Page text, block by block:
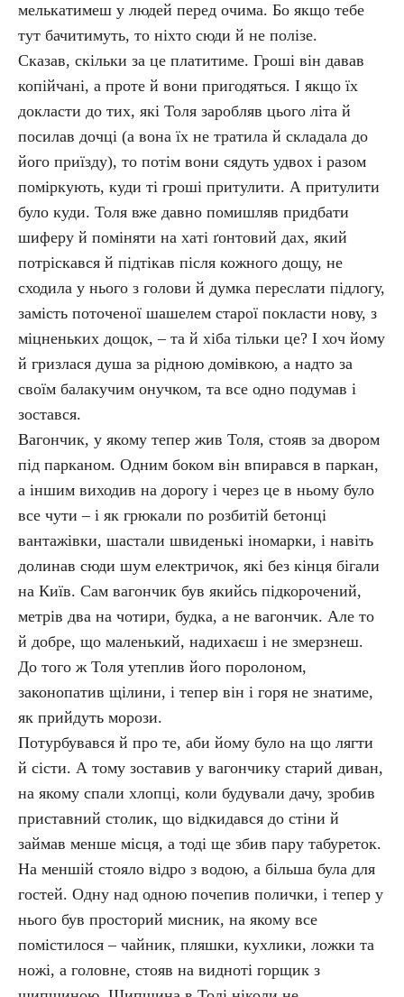
мелькатимеш у людей перед очима. Бо якщо тебе
тут бачитимуть, то ніхто сюди й не полізе.
Сказав, скільки за це платитиме. Гроші він давав
копійчані, а проте й вони пригодяться. І якщо їх
докласти до тих, які Толя заробляв цього літа й
посилав дочці (а вона їх не тратила й складала до
його приїзду), то потім вони сядуть удвох і разом
поміркують, куди ті гроші притулити. А притулити
було куди. Толя вже давно помишляв придбати
шиферу й поміняти на хаті ґонтовий дах, який
потріскався й підтікав після кожного дощу, не
сходила у нього з голови й думка переслати підлогу,
замість поточеної шашелем старої покласти нову, з
міцненьких дощок, – та й хіба тільки це? І хоч йому
й гризлася душа за рідною домівкою, а надто за
своїм балакучим онучком, та все одно подумав і
зостався.
Вагончик, у якому тепер жив Толя, стояв за двором
під парканом. Одним боком він впирався в паркан,
а іншим виходив на дорогу і через це в ньому було
все чути – і як грюкали по розбитій бетонці
вантажівки, шастали швиденькі іномарки, і навіть
долинав сюди шум електричок, які без кінця бігали
на Київ. Сам вагончик був якийсь підкорочений,
метрів два на чотири, будка, а не вагончик. Але то
й добре, що маленький, надихаєш і не змерзнеш.
До того ж Толя утеплив його поролоном,
законопатив щілини, і тепер він і горя не знатиме,
як прийдуть морози.
Потурбувався й про те, аби йому було на що лягти
й сісти. А тому зоставив у вагончику старий диван,
на якому спали хлопці, коли будували дачу, зробив
приставний столик, що відкидався до стіни й
займав менше місця, а тоді ще збив пару табуреток.
На меншій стояло відро з водою, а більша була для
гостей. Одну над одною почепив полички, і тепер у
нього був просторий мисник, на якому все
помістилося – чайник, пляшки, кухлики, ложки та
ножі, а головне, стояв на видноті горщик з